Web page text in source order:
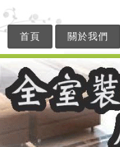
首頁 關於我們